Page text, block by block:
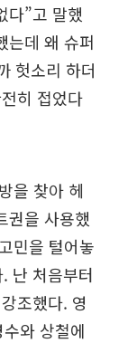
다”고 말했
는데 왜 슈퍼
헛소리 하더
히 접었다
을 찾아 헤
권을 사용했
민을 털어놓
난 처음부터
조했다. 영
와 상철에